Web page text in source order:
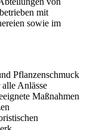
mit
sowie im
Pflanzenschmuck
Anlässe
Maßnahmen